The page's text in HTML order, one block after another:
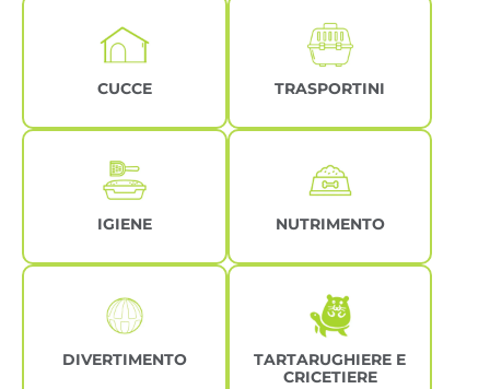
CUCCE TRASPORTINI
IGIENE NUTRIMENTO
DIVERTIMENTO
TARTARUGHIERE E
CRICETIERE